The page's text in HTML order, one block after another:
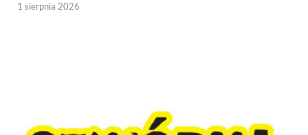
1 sierpnia 2026